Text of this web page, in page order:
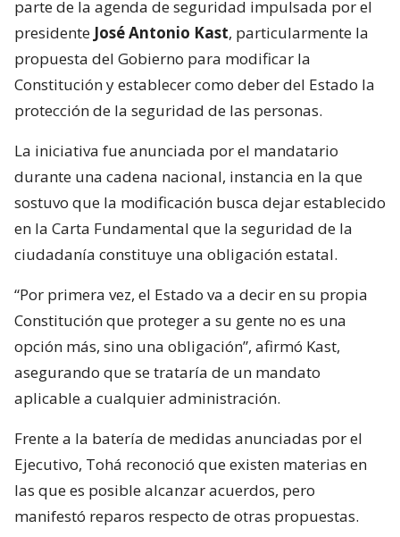
parte de la agenda de seguridad impulsada por el
presidente José Antonio Kast, particularmente la
propuesta del Gobierno para modificar la
Constitución y establecer como deber del Estado la
protección de la seguridad de las personas.
La iniciativa fue anunciada por el mandatario
durante una cadena nacional, instancia en la que
sostuvo que la modificación busca dejar establecido
en la Carta Fundamental que la seguridad de la
ciudadanía constituye una obligación estatal.
“Por primera vez, el Estado va a decir en su propia
Constitución que proteger a su gente no es una
opción más, sino una obligación”, afirmó Kast,
asegurando que se trataría de un mandato
aplicable a cualquier administración.
Frente a la batería de medidas anunciadas por el
Ejecutivo, Tohá reconoció que existen materias en
las que es posible alcanzar acuerdos, pero
manifestó reparos respecto de otras propuestas.